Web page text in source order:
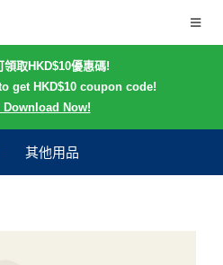
領取HKD$10優惠碼!
get HKD$10 coupon code!
Download Now!
其他用品